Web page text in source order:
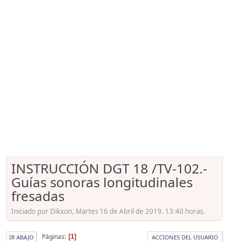
INSTRUCCIÓN DGT 18 /TV-102.-
Guías sonoras longitudinales
fresadas
Iniciado por Dikxon, Martes 16 de Abril de 2019. 13:40 horas.
IR ABAJO Páginas 1 ACCIONES DEL USUARIO